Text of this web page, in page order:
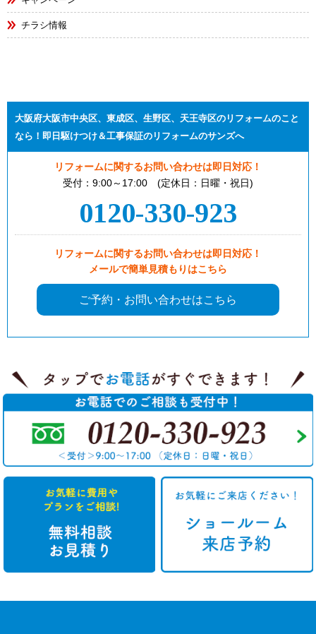
チラシ情報
大阪府大阪市中央区、東成区、生野区、天王寺区のリフォームのこと
なら！即日駆けつけ＆工事保証のリフォームのサンズへ
リフォームに関するお問い合わせは即日対応！
受付：9:00～17:00 (定休日：日曜・祝日)
0120-330-923
リフォームに関するお問い合わせは即日対応！
メールで簡単見積もりはこちら
ご予約・お問い合わせはこちら